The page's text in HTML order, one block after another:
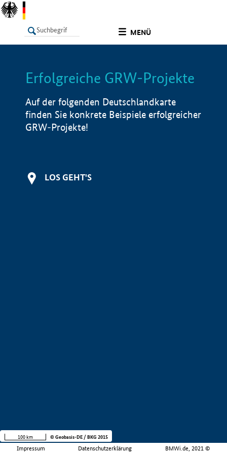
MENÜ
LISTE Info
Erfolgreiche GRW-Projekte
Auf der folgenden Deutschlandkarte
finden Sie konkrete Beispiele erfolgreicher
GRW-Projekte!
LOS GEHT'S
Impressum Datenschutzerklärung BMWi.de, 2021 ©
100 km © Geobasis-DE / BKG 2015